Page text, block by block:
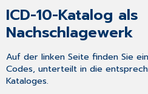
ICD-10-Katalog als
Nachschlagewerk
Auf der linken Seite finden Sie
Codes, unterteilt in die
Kataloges.